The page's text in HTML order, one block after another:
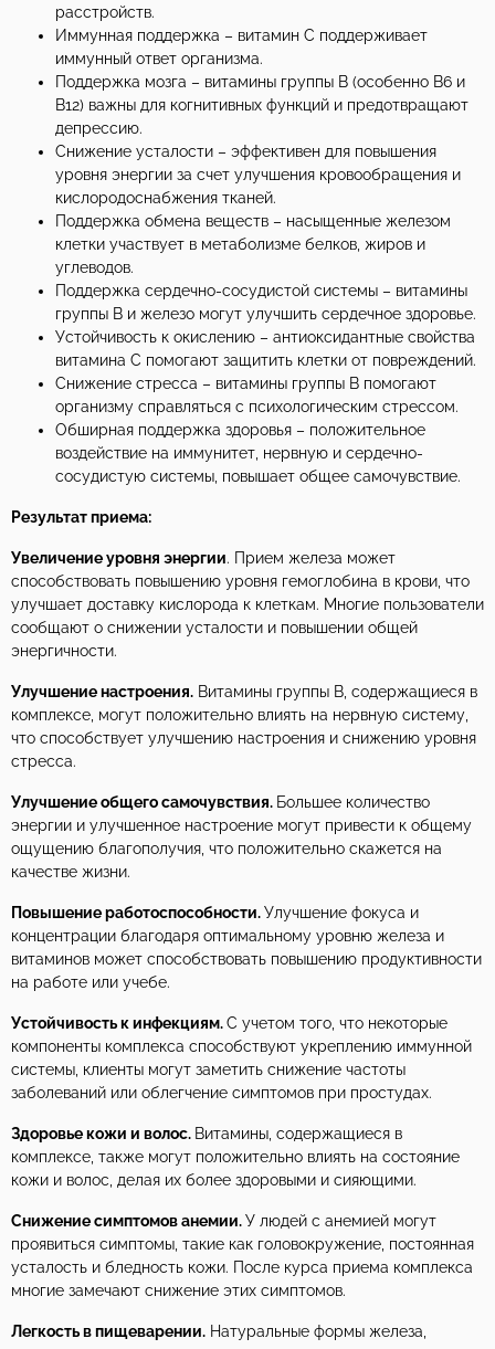
расстройств.
Иммунная поддержка – витамин С поддерживает
иммунный ответ организма.
Поддержка мозга – витамины группы В (особенно В6 и
В12) важны для когнитивных функций и предотвращают
депрессию.
Снижение усталости – эффективен для повышения
уровня энергии за счет улучшения кровообращения и
кислородоснабжения тканей.
Поддержка обмена веществ – насыщенные железом
клетки участвует в метаболизме белков, жиров и
углеводов.
Поддержка сердечно-сосудистой системы – витамины
группы В и железо могут улучшить сердечное здоровье.
Устойчивость к окислению – антиоксидантные свойства
витамина С помогают защитить клетки от повреждений.
Снижение стресса – витамины группы В помогают
организму справляться с психологическим стрессом.
Обширная поддержка здоровья – положительное
воздействие на иммунитет, нервную и сердечно-
сосудистую системы, повышает общее самочувствие.
Результат приема:
Увеличение уровня энергии. Прием железа может
способствовать повышению уровня гемоглобина в крови, что
улучшает доставку кислорода к клеткам. Многие пользователи
сообщают о снижении усталости и повышении общей
энергичности.
Улучшение настроения. Витамины группы В, содержащиеся в
комплексе, могут положительно влиять на нервную систему,
что способствует улучшению настроения и снижению уровня
стресса.
Улучшение общего самочувствия. Большее количество
энергии и улучшенное настроение могут привести к общему
ощущению благополучия, что положительно скажется на
качестве жизни.
Повышение работоспособности.Улучшение фокуса и
концентрации благодаря оптимальному уровню железа и
витаминов может способствовать повышению продуктивности
на работе или учебе.
Устойчивость к инфекциям.С учетом того, что некоторые
компоненты комплекса способствуют укреплению иммунной
системы, клиенты могут заметить снижение частоты
заболеваний или облегчение симптомов при простудах.
Здоровье кожи и волос. Витамины, содержащиеся в
комплексе, также могут положительно влиять на состояние
кожи и волос, делая их более здоровыми и сияющими.
Снижение симптомов анемии.У людей с анемией могут
проявиться симптомы, такие как головокружение, постоянная
усталость и бледность кожи. После курса приема комплекса
многие замечают снижение этих симптомов.
Легкость в пищеварении. Натуральные формы железа,